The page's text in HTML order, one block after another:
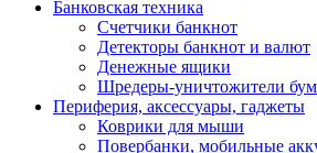
Банковская техника
Счетчики банкнот
Детекторы банкнот и валют
Денежные ящики
Шредеры-уничтожители
Периферия, аксессуары, гаджеты
Коврики для мыши
Повербанки, мобильные